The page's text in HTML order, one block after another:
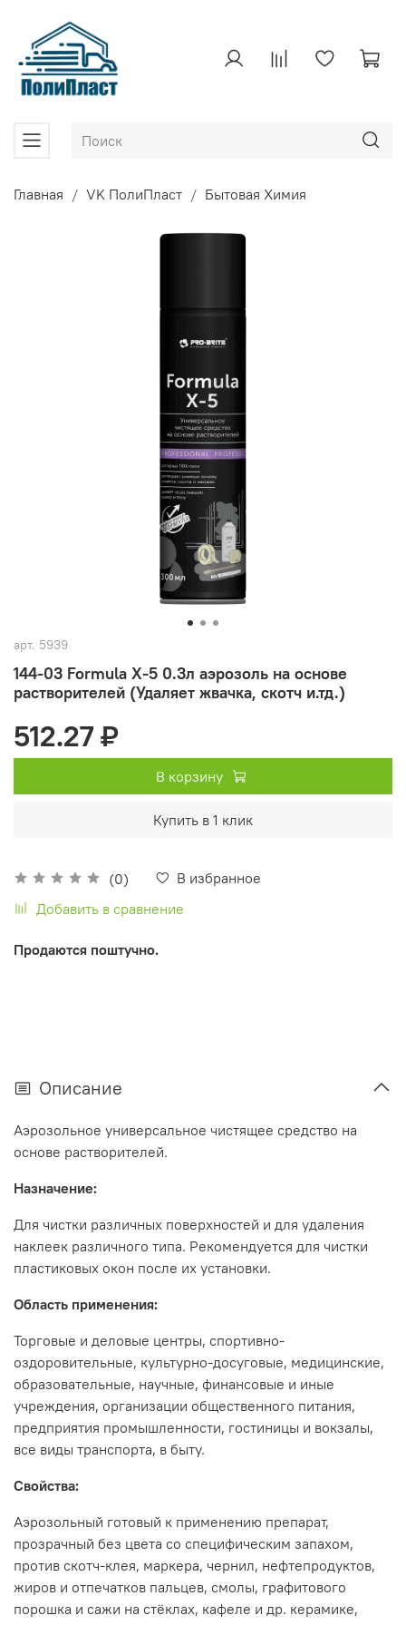
Главная VK ПолиПласт Бытовая Химия
арт. 5939
144-03 Formula X-5 0.3л аэрозоль на основе
растворителей (Удаляет жвачка, скотч и.тд.)
(0)
В избранное
Добавить в сравнение
512.27 ₽
В корзину
Купить в 1 клик
Продаются поштучно.
Описание
Аэрозольное универсальное чистящее средство на
основе растворителей.
Назначение:
Для чистки различных поверхностей и для удаления
наклеек различного типа. Рекомендуется для чистки
пластиковых окон после их установки.
Область применения:
Торговые и деловые центры, спортивно-
оздоровительные, культурно-досуговые, медицинские,
образовательные, научные, финансовые и иные
учреждения, организации общественного питания,
предприятия промышленности, гостиницы и вокзалы,
все виды транспорта, в быту.
Свойства:
Аэрозольный готовый к применению препарат,
прозрачный без цвета со специфическим запахом,
против скотч-клея, маркера, чернил, нефтепродуктов,
жиров и отпечатков пальцев, смолы, графитового
порошка и сажи на стёклах, кафеле и др. керамике,